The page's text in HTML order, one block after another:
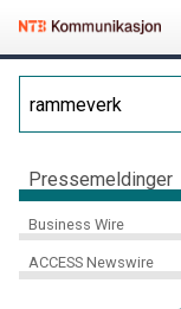
Pressemeldinger
Business Wire
ACCESS Newswire